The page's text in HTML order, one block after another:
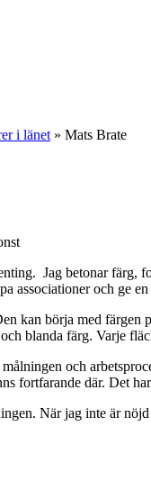
i länet » Mats Brate
Jag betonar färg,
associationer och ge
kan börja med färgen
blanda färg. Varje
och
fortfarande där. Det
När jag inte är